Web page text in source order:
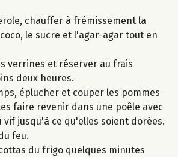
chauffer à frémissement la
le sucre et l'agar-agar tout en
verrines et réserver au frais
deux heures.
éplucher et couper les pommes
faire revenir dans une poêle avec
vif jusqu'à ce qu'elles soient dorées.
feu.
du frigo quelques minutes